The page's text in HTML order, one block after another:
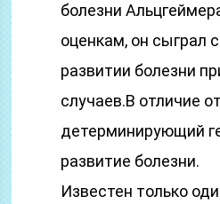
болезни
оценкам, он сыграл
развитии болезни
случаев.В отличие
детерминирующий
развитие болезни.
Известен только